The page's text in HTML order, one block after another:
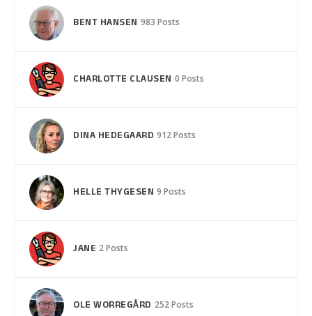
BENT HANSEN 983 Posts
CHARLOTTE CLAUSEN 0 Posts
DINA HEDEGAARD 912 Posts
HELLE THYGESEN 9 Posts
JANE 2 Posts
OLE WORREGÅRD 252 Posts